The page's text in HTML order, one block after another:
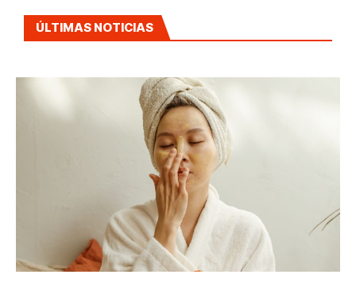
ÚLTIMAS NOTICIAS